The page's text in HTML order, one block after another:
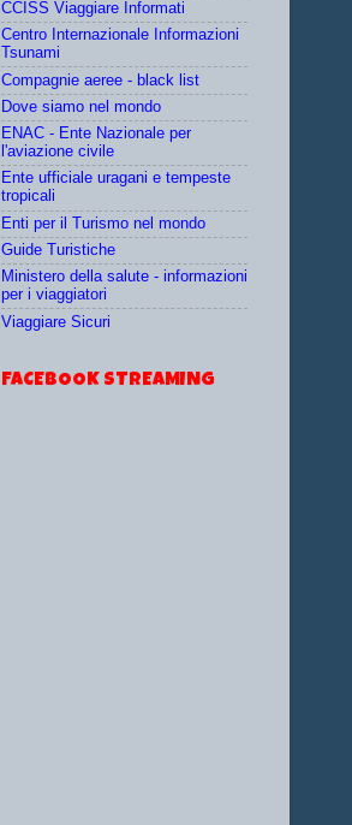
CCISS Viaggiare Informati
Centro Internazionale Informazioni
Tsunami
Compagnie aeree - black list
Dove siamo nel mondo
ENAC - Ente Nazionale per
l'aviazione civile
Ente ufficiale uragani e tempeste
tropicali
Enti per il Turismo nel mondo
Guide Turistiche
Ministero della salute - informazioni
per i viaggiatori
Viaggiare Sicuri
FACEBOOK STREAMING